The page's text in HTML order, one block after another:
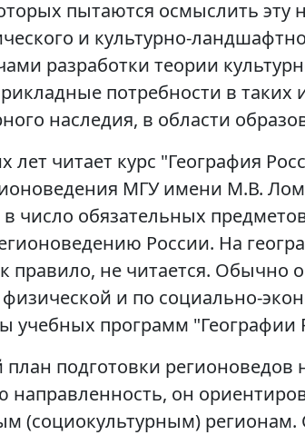
пытаются осмыслить эту
и культурно-
разработки теории
потребности в таких
наследия, в области
лет читает курс "География
МГУ имени М.В.
число обязательных
России. На
правило, не читается. Обычно
и по социально-
учебных программ "Географии
подготовки регионоведов
он
(социокультурным) регионам.